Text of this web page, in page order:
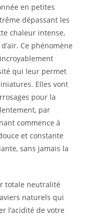
en petites
dépassant les
chaleur intense,
Ce phénomène
qui leur permet
Elles vont
pour la
par
commence à
et constante
sans jamais la
totale neutralité
naturels qui
l’acidité de votre